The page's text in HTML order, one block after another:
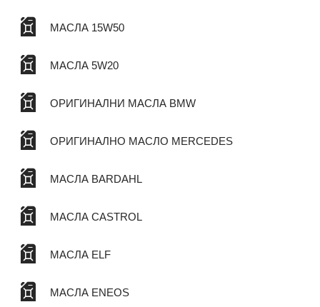
МАСЛА 15W50
МАСЛА 5W20
ОРИГИНАЛНИ МАСЛА BMW
ОРИГИНАЛНО МАСЛО MERCEDES
МАСЛА BARDAHL
МАСЛА CASTROL
МАСЛА ELF
МАСЛА ENEOS